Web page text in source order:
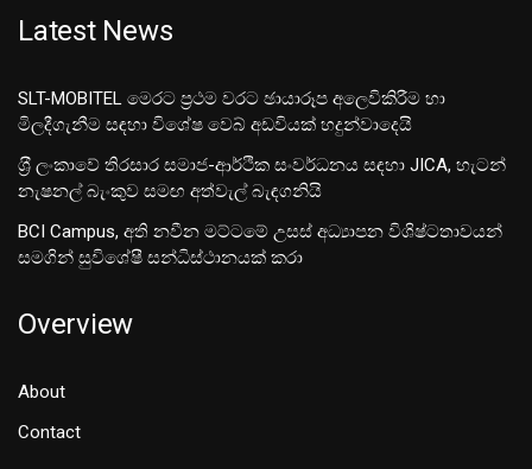
Latest News
SLT-MOBITEL මෙරට ප්‍රථම වරට ඡායාරූප අලෙවිකිරීම හා
මිලදීගැනීම සඳහා විශේෂ වෙබ් අඩවියක් හදුන්වාදෙයි
ශ‍්‍රී ලංකාවේ තිරසාර සමාජ-ආර්ථික සංවර්ධනය සඳහා JICA, හැටන්
නැෂනල් බැංකුව සමඟ අත්වැල් බැඳගනියි
BCI Campus, අති නවීන මට්ටමේ උසස් අධ්‍යාපන විශිෂ්ටතාවයන්
සමගින් සුවිශේෂී සන්ධිස්ථානයක් කරා
Overview
About
Contact